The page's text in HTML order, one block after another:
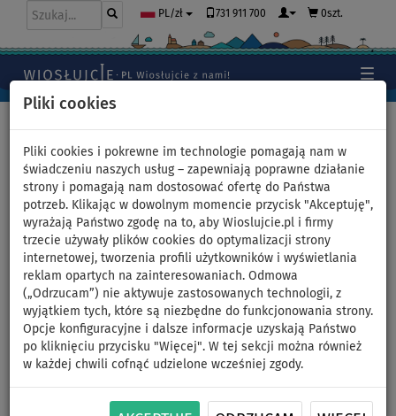
Pliki cookies
Pliki cookies i pokrewne im technologie pomagają nam w
świadczeniu naszych usług – zapewniają poprawne działanie
strony i pomagają nam dostosować ofertę do Państwa
potrzeb. Klikając w dowolnym momencie przycisk "Akceptuję",
wyrażają Państwo zgodę na to, aby Wioslujcie.pl i firmy
trzecie używały plików cookies do optymalizacji strony
internetowej, tworzenia profili użytkowników i wyświetlania
reklam opartych na zainteresowaniach. Odmowa
(„Odrzucam”) nie aktywuje zastosowanych technologii, z
wyjątkiem tych, które są niezbędne do funkcjonowania strony.
Opcje konfiguracyjne i dalsze informacje uzyskają Państwo
po kliknięciu przycisku "Więcej". W tej sekcji można również
w każdej chwili cofnąć udzielone wcześniej zgody.
PL/zł 731 911 700 0szt.
Deska SUP F2 GLIDE
WINDSURF/WING YOUTH GREY
9'2 - pompowany
paddleboard - wariant:
zestaw podstawowy
DO
WIOSŁO W
DO
100 kg
OPCJA
OPCJA
DARMOWA